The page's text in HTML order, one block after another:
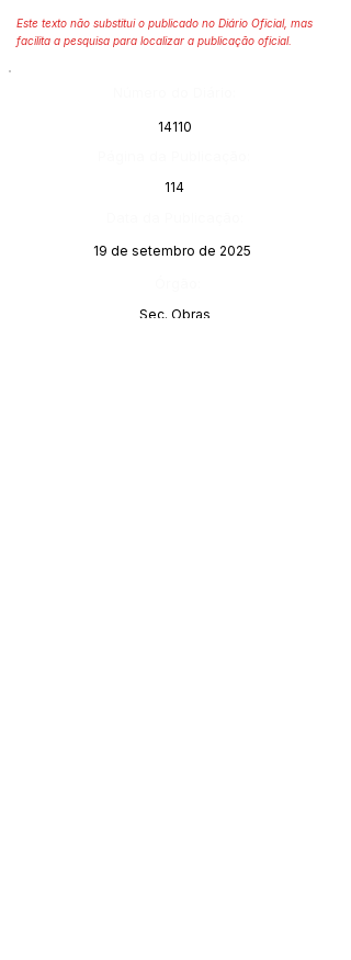
Este texto não substitui o publicado no Diário Oficial, mas
facilita a pesquisa para localizar a publicação oficial.
14110
114
19 de setembro de 2025
Sec. Obras